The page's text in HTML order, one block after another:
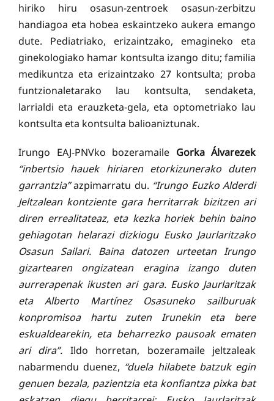
hiriko hiru osasun-zentroek osasun-zerbitzu
handiagoa eta hobea eskaintzeko aukera emango
dute. Pediatriako, erizaintzako, emagineko eta
ginekologiako hamar kontsulta izango ditu; familia
medikuntza eta erizaintzako 27 kontsulta; proba
funtzionaletarako lau kontsulta, sendaketa,
larrialdi eta erauzketa-gela, eta optometriako lau
kontsulta eta kontsulta balioaniztunak.
Irungo EAJ-PNVko bozeramaile Gorka Álvarezek
“inbertsio hauek hiriaren etorkizunerako duten
garrantzia”azpimarratu du. “Irungo Euzko Alderdi
Jeltzalean kontziente gara herritarrak bizitzen ari
diren errealitateaz, eta kezka horiek behin baino
gehiagotan helarazi dizkiogu Eusko Jaurlaritzako
Osasun Sailari. Baina datozen urteetan Irungo
gizartearen ongizatean eragina izango duten
aurrerapenak ikusten ari gara. Eusko Jaurlaritzak
eta Alberto Martínez Osasuneko sailburuak
konpromisoa hartu zuten Irunekin eta bere
eskualdearekin, eta beharrezko pausoak ematen
ari dira”. Ildo horretan, bozeramaile jeltzaleak
nabarmendu duenez, “duela hilabete batzuk egin
genuen bezala, pazientzia eta konfiantza pixka bat